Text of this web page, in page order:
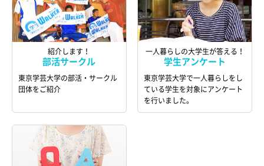
紹介します！
部活サークル
東京学芸大学の部活・サークル
団体をご紹介
一人暮らしの大学生が答える！
学生アンケート
東京学芸大学で一人暮らしをし
ている学生を対象にアンケート
を行いました。